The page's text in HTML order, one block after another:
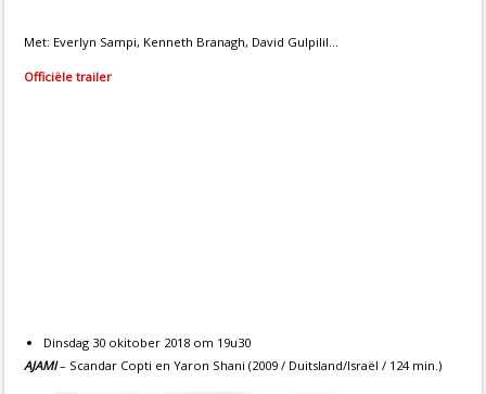
Met: Everlyn Sampi, Kenneth Branagh, David Gulpilil...
Officiële trailer
Dinsdag 30 okitober 2018 om 19u30
AJAMI – Scandar Copti en Yaron Shani (2009 / Duitsland/Israël / 124 min.)